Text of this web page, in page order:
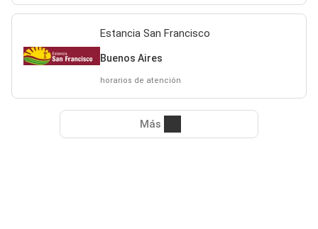
Estancia San Francisco
Buenos Aires
horarios de atención
Más